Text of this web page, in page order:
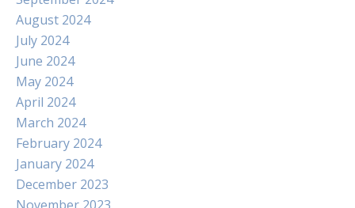
August 2024
July 2024
June 2024
May 2024
April 2024
March 2024
February 2024
January 2024
December 2023